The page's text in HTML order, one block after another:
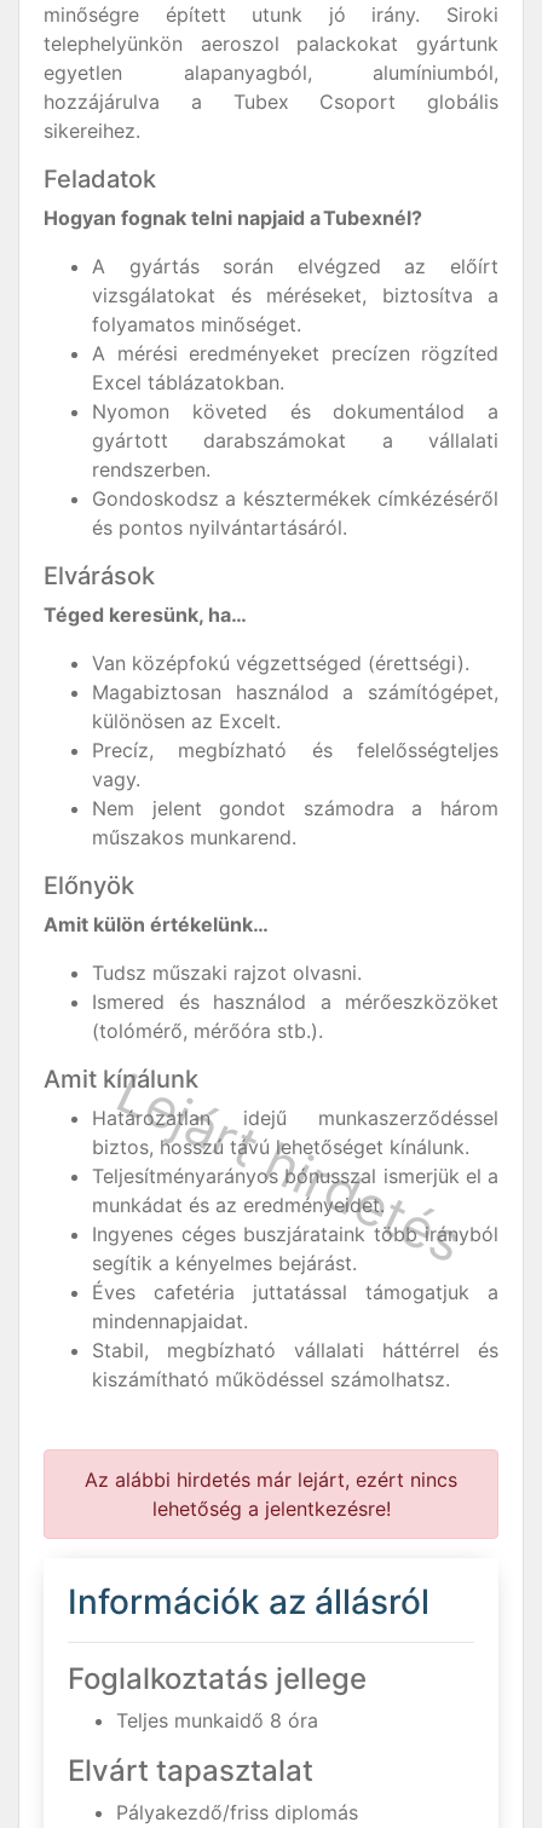
minőségre épített utunk jó irány. Siroki
telephelyünkön aeroszol palackokat gyártunk
egyetlen alapanyagból, alumíniumból,
hozzájárulva a Tubex Csoport globális
sikereihez.
Feladatok
Hogyan fognak telni napjaid a Tubexnél?
A gyártás során elvégzed az előírt
vizsgálatokat és méréseket, biztosítva a
folyamatos minőséget.
A mérési eredményeket precízen rögzíted
Excel táblázatokban.
Nyomon követed és dokumentálod a
gyártott darabszámokat a vállalati
rendszerben.
Gondoskodsz a késztermékek címkézéséről
és pontos nyilvántartásáról.
Elvárások
Téged keresünk, ha…
Van középfokú végzettséged (érettségi).
Magabiztosan használod a számítógépet,
különösen az Excelt.
Precíz, megbízható és felelősségteljes
vagy.
Nem jelent gondot számodra a három
műszakos munkarend.
Előnyök
Amit külön értékelünk…
Tudsz műszaki rajzot olvasni.
Ismered és használod a mérőeszközöket
(tolómérő, mérőóra stb.).
Amit kínálunk
Határozatlan idejű munkaszerződéssel
biztos, hosszú távú lehetőséget kínálunk.
Teljesítményarányos bónusszal ismerjük el a
munkádat és az eredményeidet.
Ingyenes céges buszjárataink több irányból
segítik a kényelmes bejárást.
Éves cafetéria juttatással támogatjuk a
mindennapjaidat.
Stabil, megbízható vállalati háttérrel és
kiszámítható működéssel számolhatsz.
Az alábbi hirdetés már lejárt, ezért nincs
lehetőség a jelentkezésre!
Információk az állásról
Foglalkoztatás jellege
Teljes munkaidő 8 óra
Elvárt tapasztalat
Pályakezdő/friss diplomás